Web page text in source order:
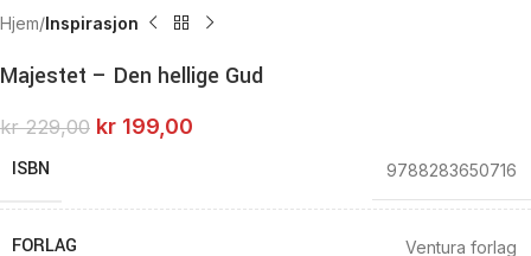
Hjem Inspirasjon
Majestet – Den hellige Gud
kr229,00 kr 199,00
ISBN 9788283650716
FORLAG Ventura forlag